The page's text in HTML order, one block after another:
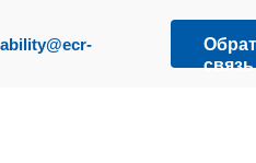
связь